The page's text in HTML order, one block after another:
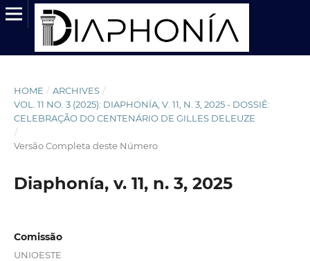
HOME / ARCHIVES /
VOL. 11 NO. 3 (2025): DIAPHONÍA, V. 11, N. 3, 2025 - DOSSIÊ:
CELEBRAÇÃO DO CENTENÁRIO DE GILLES DELEUZE
/
Versão Completa deste Número
Diaphonía, v. 11, n. 3, 2025
Comissão
UNIOESTE